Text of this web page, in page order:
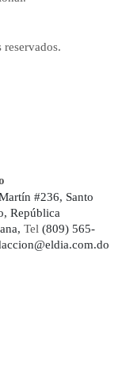
#236, Santo
República
Tel (809) 565-